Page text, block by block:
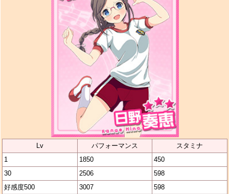
Lv パフォーマンス
スタミナ
1
1850
450
30
2506
598
好感度500
3007
598